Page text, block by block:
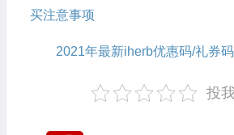
买注意事项
2021年最新iherb优惠码/礼券
投